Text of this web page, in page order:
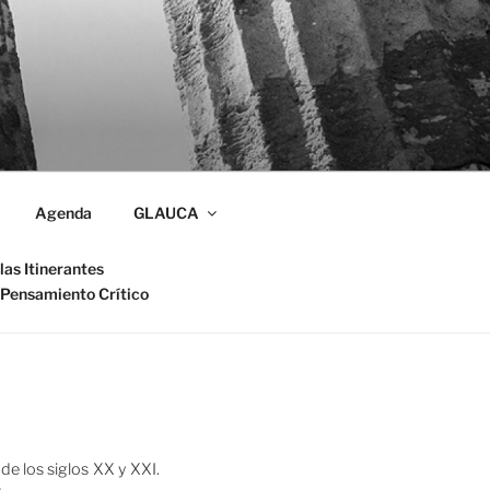
Agenda GLAUCA
Itinerantes
Crítico
los siglos XX y XXI.